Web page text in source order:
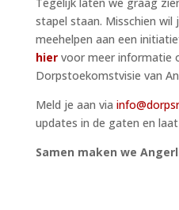
stapel staan. Misschien
meehelpen aan een
hier voor meer informatie
Dorpstoekomstvisie van
Meld je aan via
updates in de gaten en
Samen maken we